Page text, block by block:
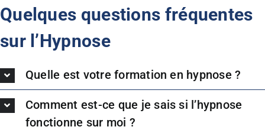
Quelques questions fréquentes
sur l’Hypnose
Quelle est votre formation en hypnose ?
Comment est-ce que je sais si l’hypnose
fonctionne sur moi ?